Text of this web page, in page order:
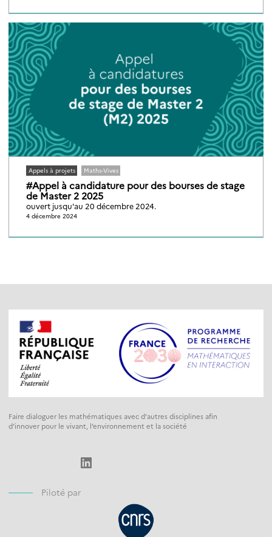
Appels à projets Maths-Vives
#Appel à candidature pour des bourses de stage
de Master 2 2025
ouvert jusqu'au 20 décembre 2024.
4 décembre 2024
Faire dialoguer les mathématiques avec d’autres disciplines afin
d’innover pour le vivant, l’environnement et la société
LinkedIn
Piloté par